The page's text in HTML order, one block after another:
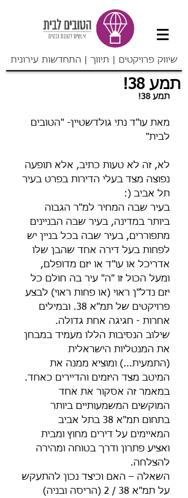
שיווק פרויקטים | תיווך | התחדשות עירונית
תמע 38!
תמע 38!
מאת עו"ד נתי גולדשטיין- "הטובים
לבית"
לא, זה לא טעות כתיב, אלא תופעה
נפוצה מצד בעלי הדירות בפרט בעיר
תל אביב (:
בעיר שבה המחיר למ"ר הגבוה
ביותר במדינה, בעיר שבה הבניינים
מתפוררים, בעיר שבה בכל בניין יש
לפחות בעל דירה אחד שהבן שלו
אדריכל או עו"ד או יזם מדופלם,
ומעל הכול זו "ה" עיר בה חולם כל
יזם נדל"ן ראוי (או פחות ראוי) לבצע
פרויקטים של תמ"א 38. ובמילים
אחרות - חגיגה אחת גדולה.
שילוב הנסיבות הללו מעמיד במבחן
את המנטליות הישראלית
(התמעית...) ומוציא ממנה את
המיטב מצד היזמים והדיירים כאחד.
במאמר זה אסקור את אחד
המוקשים המשמעותיים ביותר
בתחום תמ"א 38 בתל אביב
המאיימים על דירים מחוץ ומבית
ואציע פתרון ודרך בטוחה ומהירה
להצלחה.
השאלה – האם וכיצד נכון להתעקש
על תמ"א 38 / 2 (הריסה ובניה)